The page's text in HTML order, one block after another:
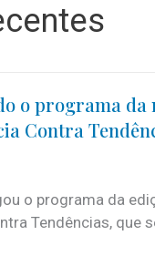
o programa da
Contra
o programa da
Tendências, que